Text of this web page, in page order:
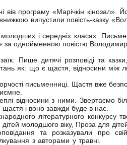
програму «Марічкін кінозал».
випустили повість-казку
і середніх класах.
однойменною повістю Володимира
Пише дитячі розповіді та
як: що є щастя, відносини між
письменниці. Щастя вже
відносини з ними. Звертаємо
і воно завжди буде в нас.
літературного конкурсу
молодшого віку, Проза для
та розказували про
з авторами у травні.